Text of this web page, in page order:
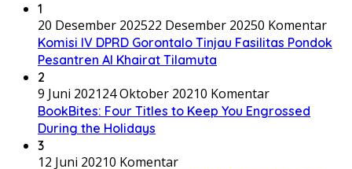
1
20 Desember 202522 Desember 20250 Komentar
Komisi IV DPRD Gorontalo Tinjau Fasilitas Pondok
Pesantren Al Khairat Tilamuta
2
9 Juni 202124 Oktober 20210 Komentar
BookBites: Four Titles to Keep You Engrossed
During the Holidays
3
12 Juni 20210 Komentar